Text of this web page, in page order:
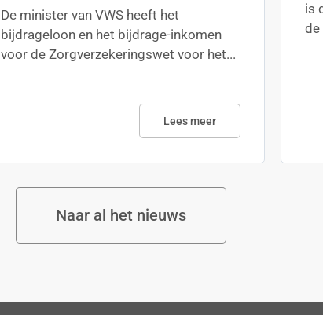
De minister van VWS heeft het
bijdrageloon en het bijdrage-inkomen
voor de Zorgverzekeringswet voor het...
Lees meer
is
de
Naar al het nieuws